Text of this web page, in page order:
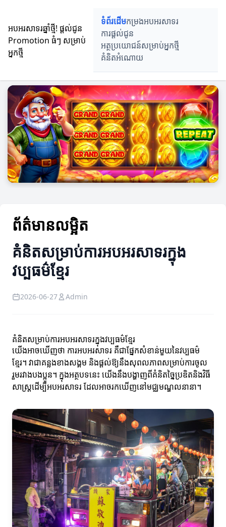
អបអរសាទរឆ្នាំថ្មី! ផ្តល់ជូន
Promotion ធំៗ សម្រាប់
អ្នកថ្មី
ទំព័រដើមកម្រងអបអរសាទរ
ការផ្តល់ជូន
អត្ថប្រយោជន៍សម្រាប់អ្នកថ្មី
គំនិតអំណោយ
ព័ត៌មានលម្អិត
គំនិតសម្រាប់ការអបអរសាទរក្នុង
វប្បធម៌ខ្មែរ
2026-06-27 Admin
គំនិតសម្រាប់ការអបអរសាទរក្នុងវប្បធម៌ខ្មែរ
យើងអាចឃើញថា ការអបអរសាទរ គឺជាផ្នែកសំខាន់មួយនៃវប្បធម៌
ខ្មែរ។ វាជាគន្លងខាងសង្គម និងផ្តល់ឱ្យនឹងសុពលភាពសម្រាប់ការចូល
រួមរវាងបងប្អូន។ ក្នុងអត្ថបទនេះ យើងនឹងបង្ហាញពីគំនិតច្នៃប្រឌិតនិងវិធី
សាស្ត្រដើម្បីអបអរសាទរ ដែលអាចរកឃើញនៅមជ្ឈមណ្ឌលនានា។